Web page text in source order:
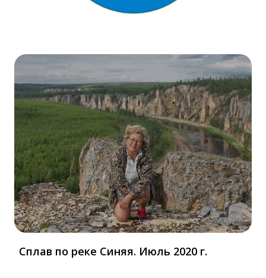
Сплав по реке Синяя. Июль 2020 г.